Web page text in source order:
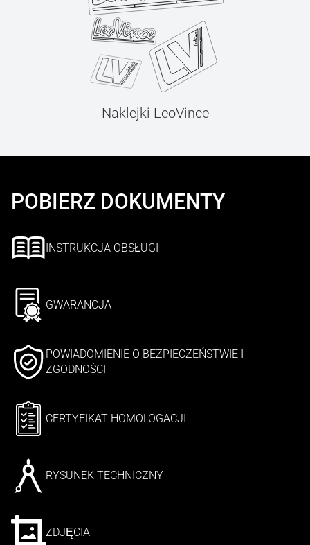
Naklejki LeoVince
POBIERZ DOKUMENTY
INSTRUKCJA OBSŁUGI
GWARANCJA
POWIADOMIENIE O BEZPIECZEŃSTWIE I
ZGODNOŚCI
CERTYFIKAT HOMOLOGACJI
RYSUNEK TECHNICZNY
ZDJĘCIA